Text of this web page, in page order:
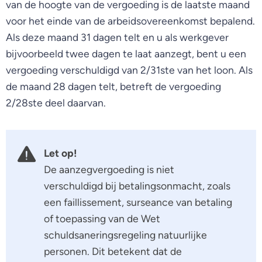
van de hoogte van de vergoeding is de laatste maand
voor het einde van de arbeidsovereenkomst bepalend.
Als deze maand 31 dagen telt en u als werkgever
bijvoorbeeld twee dagen te laat aanzegt, bent u een
vergoeding verschuldigd van 2/31ste van het loon. Als
de maand 28 dagen telt, betreft de vergoeding
2/28ste deel daarvan.
Let op!
De aanzegvergoeding is niet
verschuldigd bij betalingsonmacht, zoals
een faillissement, surseance van betaling
of toepassing van de Wet
schuldsaneringsregeling natuurlijke
personen. Dit betekent dat de